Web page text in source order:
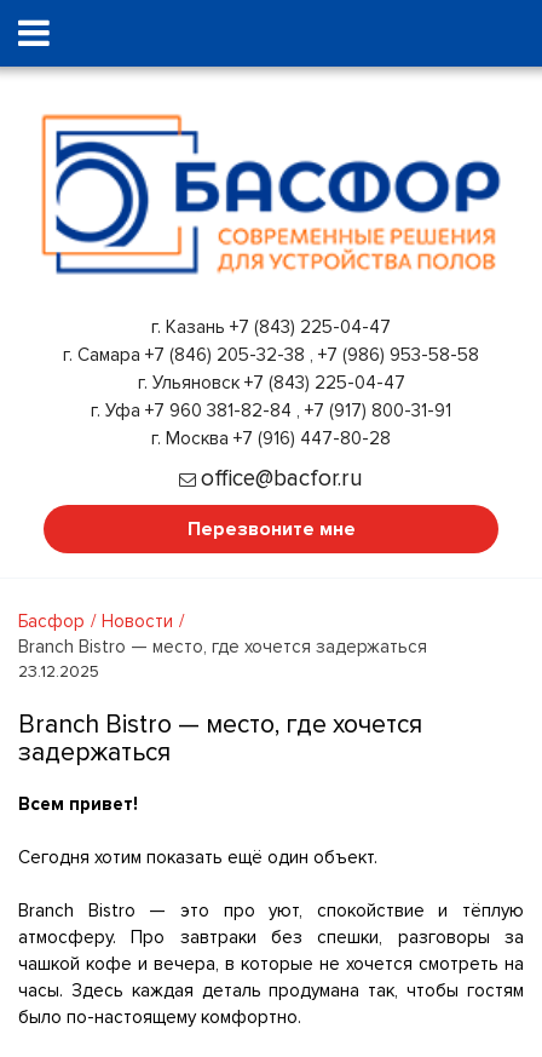
г. Казань +7 (843) 225-04-47
г. Самара +7 (846) 205-32-38 , +7 (986) 953-58-58
г. Ульяновск +7 (843) 225-04-47
г. Уфа +7 960 381-82-84 , +7 (917) 800-31-91
г. Москва +7 (916) 447-80-28
office@bacfor.ru
Перезвоните мне
Басфор
Новости
Branch Bistro — место, где хочется задержаться
23.12.2025
Branch Bistro — место, где хочется
задержаться
Всем привет!
Сегодня хотим показать ещё один объект.
Branch Bistro — это про уют, спокойствие и тёплую
атмосферу. Про завтраки без спешки, разговоры за
чашкой кофе и вечера, в которые не хочется смотреть на
часы. Здесь каждая деталь продумана так, чтобы гостям
было по-настоящему комфортно.